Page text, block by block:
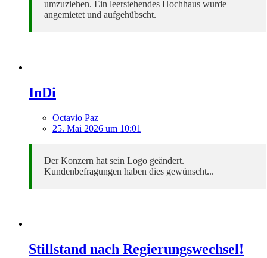
umzuziehen. Ein leerstehendes Hochhaus wurde
angemietet und aufgehübscht.
InDi
Octavio Paz
25. Mai 2026 um 10:01
Der Konzern hat sein Logo geändert.
Kundenbefragungen haben dies gewünscht...
Stillstand nach Regierungswechsel!